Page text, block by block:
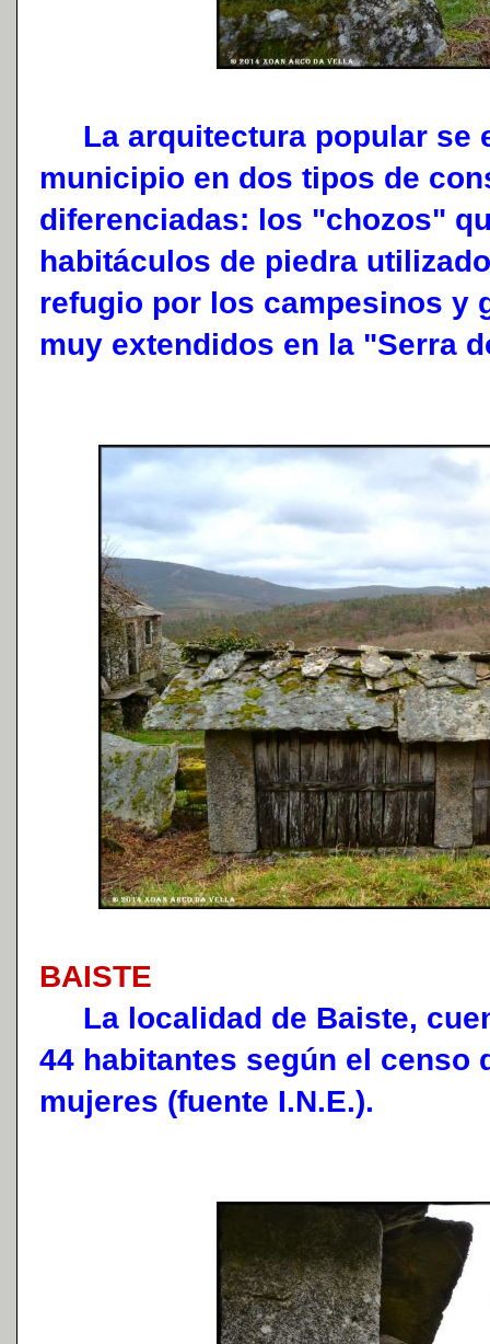
La arquitectura popular se
municipio en dos tipos de
diferenciadas: los "chozos"
habitáculos de piedra
refugio por los campesinos y
muy extendidos en la "Serra
BAISTE
La localidad de Baiste,
44 habitantes según el censo
mujeres (fuente I.N.E.).